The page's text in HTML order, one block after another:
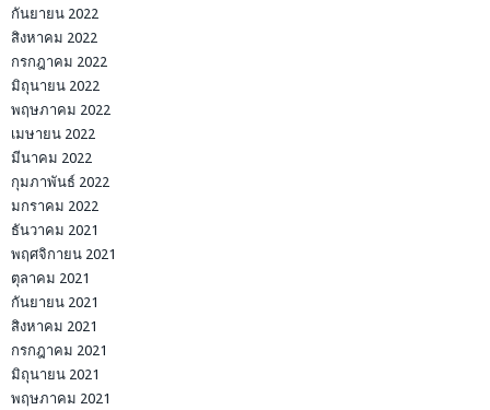
กันยายน 2022
สิงหาคม 2022
กรกฎาคม 2022
มิถุนายน 2022
พฤษภาคม 2022
เมษายน 2022
มีนาคม 2022
กุมภาพันธ์ 2022
มกราคม 2022
ธันวาคม 2021
พฤศจิกายน 2021
ตุลาคม 2021
กันยายน 2021
สิงหาคม 2021
กรกฎาคม 2021
มิถุนายน 2021
พฤษภาคม 2021